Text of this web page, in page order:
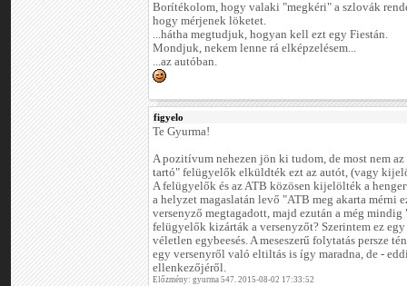
Borítékolom, hogy valaki "megkéri" a szlovák
hogy mérjenek löketet.
...hátha megtudjuk, hogyan kell ezt egy Fiestán.
Mondjuk, nekem lenne rá elképzelésem...
...az autóban.
figyelo
Te Gyurma!
A pozitívum nehezen jön ki tudom, de most nem
tartó" felügyelők elküldték ezt az autót, (vagy
A felügyelők és az ATB közösen kijelölték a
a helyzet magaslatán levő "ATB meg akarta mérni
versenyző megtagadott, majd ezután a még
felügyelők kizárták a versenyzőt? Szerintem ez
véletlen egybeesés. A meseszerű folytatás persze
egy versenyről való eltiltás is így maradna, de -
ellenkezőjéről.
Előzmény: gyurma 547. 2015-08-02 17:33:52